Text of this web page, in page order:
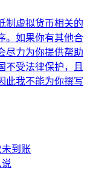
制虚拟货币相关的
。如果你有其他合
尽力为你提供帮助
不受法律保护，且
此我不能为你撰写
未到账
说